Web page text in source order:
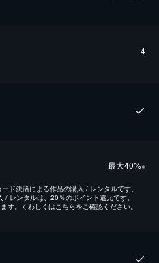
4
最⼤40%※
ド決済による作品の購入 / レンタルです。
レンタルは、20％のポイント還元です。
す。くわしくはこちらをご確認ください。